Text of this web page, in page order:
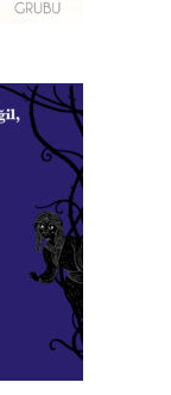
Altınlar,
Haylazlığın
Hazine,
Saçları,
23 Nisan,
Yayınevi
yine Rafet
Ormana